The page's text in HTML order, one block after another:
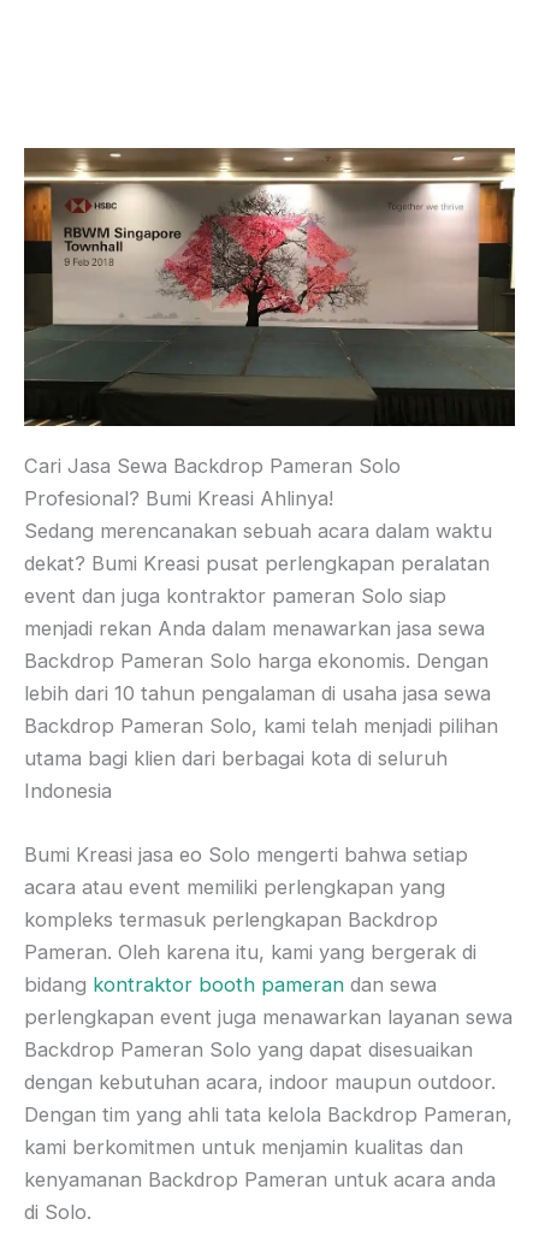
Cari Jasa Sewa Backdrop Pameran Solo
Profesional? Bumi Kreasi Ahlinya!
Sedang merencanakan sebuah acara dalam waktu
dekat? Bumi Kreasi pusat perlengkapan peralatan
event dan juga kontraktor pameran Solo siap
menjadi rekan Anda dalam menawarkan jasa sewa
Backdrop Pameran Solo harga ekonomis. Dengan
lebih dari 10 tahun pengalaman di usaha jasa sewa
Backdrop Pameran Solo, kami telah menjadi pilihan
utama bagi klien dari berbagai kota di seluruh
Indonesia
Bumi Kreasi jasa eo Solo mengerti bahwa setiap
acara atau event memiliki perlengkapan yang
kompleks termasuk perlengkapan Backdrop
Pameran. Oleh karena itu, kami yang bergerak di
bidang kontraktor booth pameran dan sewa
perlengkapan event juga menawarkan layanan sewa
Backdrop Pameran Solo yang dapat disesuaikan
dengan kebutuhan acara, indoor maupun outdoor.
Dengan tim yang ahli tata kelola Backdrop Pameran,
kami berkomitmen untuk menjamin kualitas dan
kenyamanan Backdrop Pameran untuk acara anda
di Solo.